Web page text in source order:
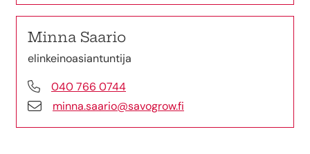
Minna Saario
elinkeinoasiantuntija
040 766 0744
minna.saario@savogrow.fi